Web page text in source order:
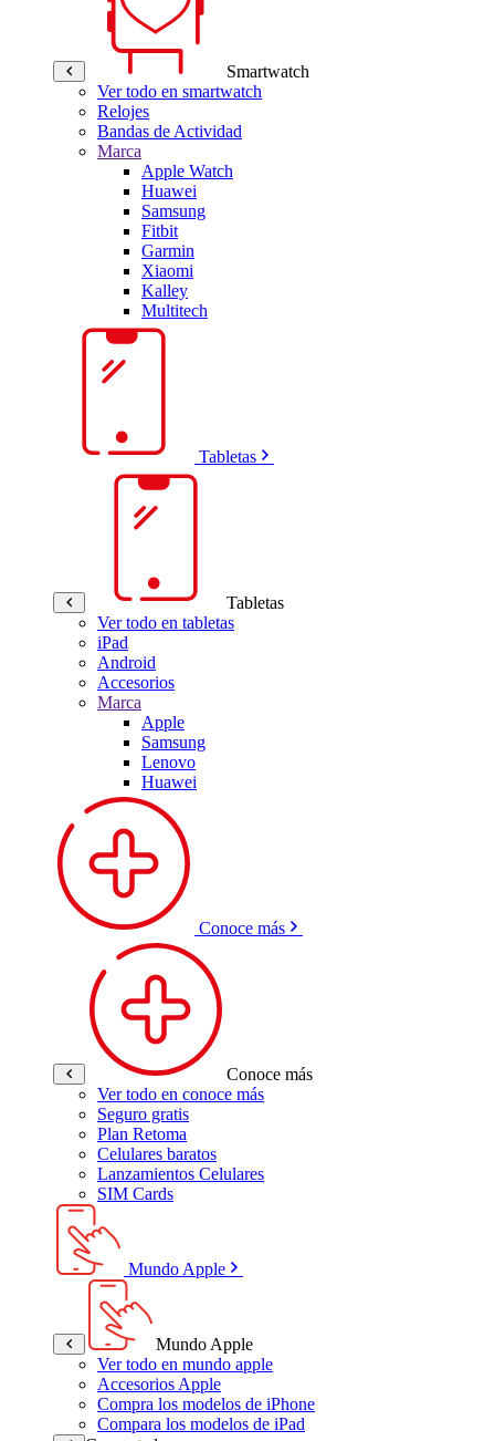
Smartwatch
Ver todo en smartwatch
Relojes
Bandas de Actividad
Marca
Apple Watch
Huawei
Samsung
Fitbit
Garmin
Xiaomi
Kalley
Multitech
Tabletas
Tabletas
Ver todo en tabletas
iPad
Android
Accesorios
Marca
Apple
Samsung
Lenovo
Huawei
Conoce más
Conoce más
Ver todo en conoce más
Seguro gratis
Plan Retoma
Celulares baratos
Lanzamientos Celulares
SIM Cards
Mundo Apple
Mundo Apple
Ver todo en mundo apple
Accesorios Apple
Compra los modelos de iPhone
Compara los modelos de iPad